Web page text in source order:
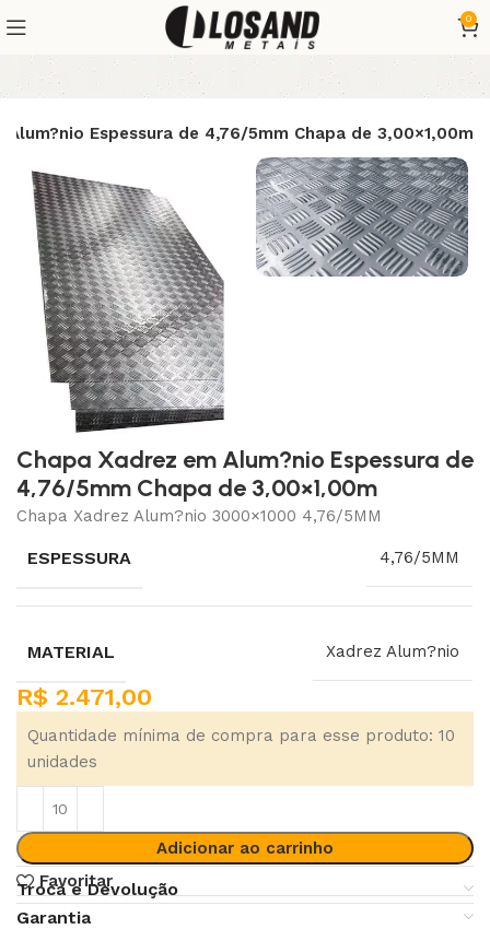
0
Alum?nio Espessura de 4,76/5mm Chapa de 3,00×1,00m
Chapa Xadrez em Alum?nio Espessura de
4,76/5mm Chapa de 3,00×1,00m
Chapa Xadrez Alum?nio 3000×1000 4,76/5MM
ESPESSURA 4,76/5MM
MATERIAL Xadrez Alum?nio
R$ 2.471,00
Quantidade mínima de compra para esse produto: 10
unidades
Adicionar ao carrinho
Favoritar
Troca e Devolução
Garantia